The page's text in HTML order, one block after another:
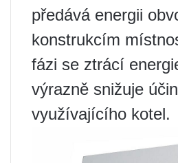
předává energii
konstrukcím
fázi se ztrácí
výrazně snižuje
využívajícího kotel.